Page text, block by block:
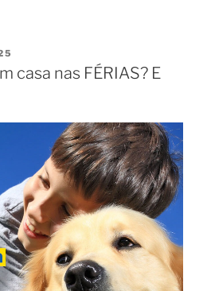
casa nas FÉRIAS? E